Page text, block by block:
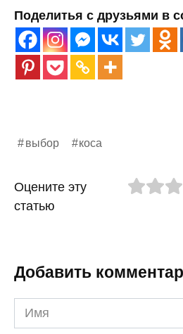
Поделитья с друзьями в
выбор коса
Оцените эту
статью
Добавить
Имя
*